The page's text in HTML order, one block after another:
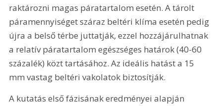
raktározni magas páratartalom esetén. A tárolt
páramennyiséget száraz beltéri klíma esetén pedig
újra a belső térbe juttatják, ezzel hozzájárulhatnak
a relatív páratartalom egészséges határok (40-60
százalék) közt tartásához. Az ideális hatást a 15
mm vastag beltéri vakolatok biztosítják.
A kutatás első fázisának eredményei alapján